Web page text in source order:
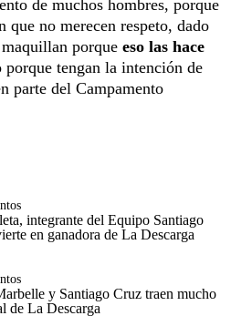
de muchos hombres, porque
que no merecen respeto, dado
porque eso las hace
porque tengan la intención de
parte del Campamento
integrante del Equipo Santiago
en ganadora de La Descarga
y Santiago Cruz traen mucho
de La Descarga